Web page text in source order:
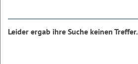
Leider ergab ihre Suche keinen Treffer.